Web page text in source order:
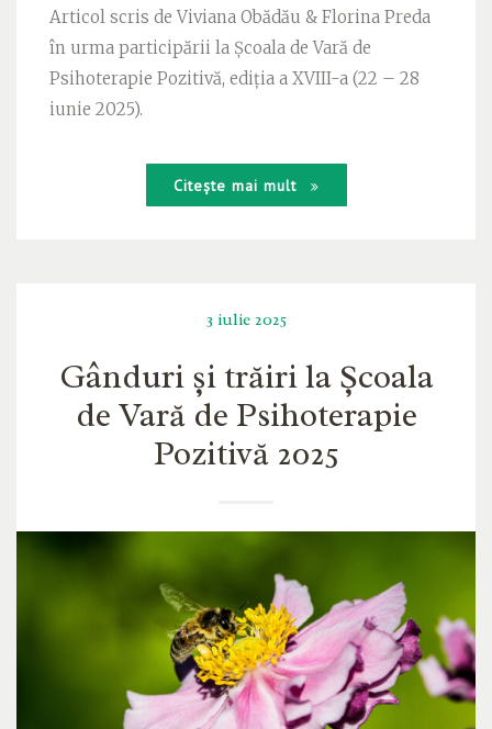
Articol scris de Viviana Obădău & Florina Preda
în urma participării la Școala de Vară de
Psihoterapie Pozitivă, ediția a XVIII-a (22 – 28
iunie 2025).
Citește mai mult
3 iulie 2025
Gânduri și trăiri la Școala
de Vară de Psihoterapie
Pozitivă 2025